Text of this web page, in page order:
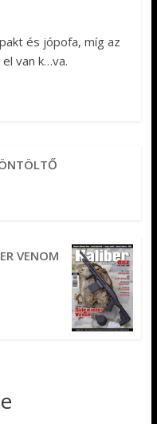
és jópofa, míg az
van k…va.
VENOM